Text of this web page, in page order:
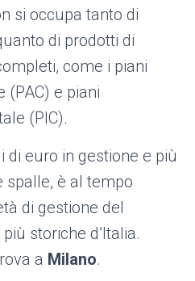
si occupa tanto di
di prodotti di
come i piani
(PAC) e piani
(PIC).
di euro in gestione e più
spalle, è al tempo
di gestione del
storiche d’Italia.
a Milano.